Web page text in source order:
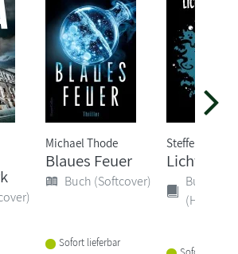
Michael Thode
Blaues Feuer
Buch (Softcover)
Sofort lieferbar
Steffen
Licht ins
Buch